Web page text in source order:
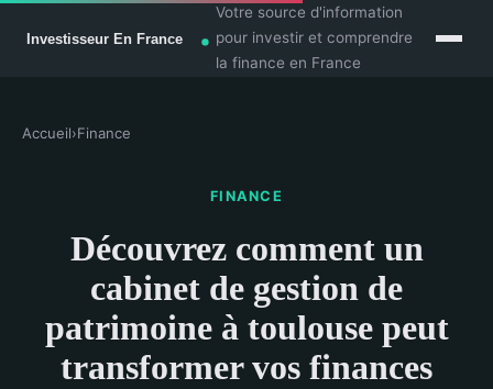
Votre source d'information
pour investir et comprendre
la finance en France
Accueil›Finance
FINANCE
Découvrez comment un
cabinet de gestion de
patrimoine à toulouse peut
transformer vos finances